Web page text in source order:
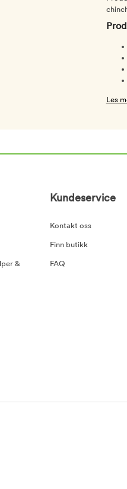
Les
&
Kundeservice
Kontakt oss
Finn butikk
FAQ